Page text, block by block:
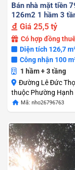
Bán nhà mặt tiền
126m2 1 hầm 3
Giá 25,5 tỷ
Có hợp đồng
Diện tích 126,7
Công nhận 100
1 hầm + 3 tầng
Đường Lê Đức
thuộc Phường Hạnh
Mã: nho26796763